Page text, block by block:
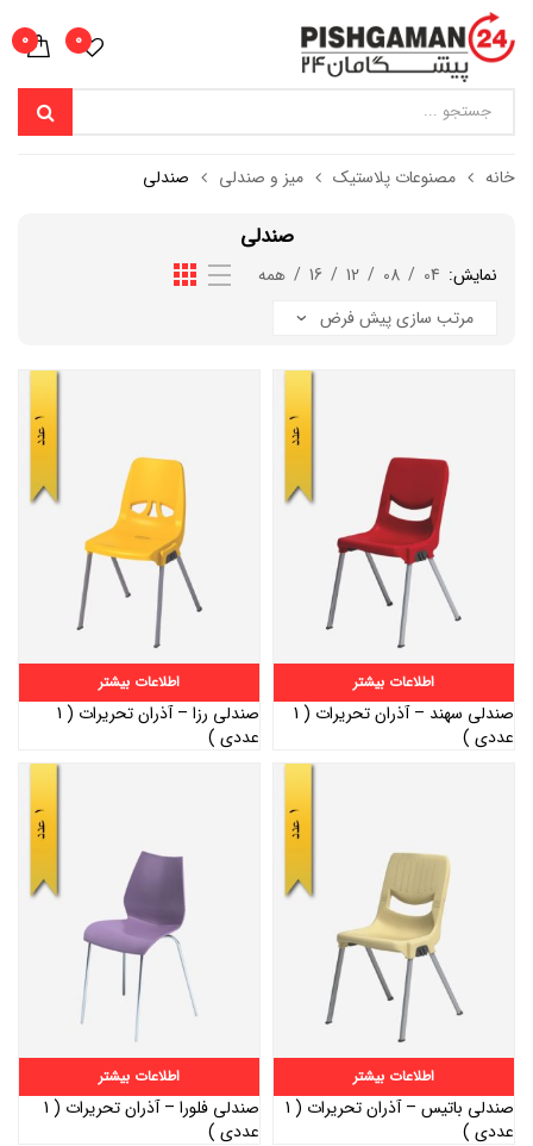
0
0
خانه مصنوعات پلاستیک میز و صندلی صندلی
صندلی
نمایش: 04
/
08
/
12
/
16
/ همه
اطلاعات بیشتر
صندلی سهند – آذران تحریرات ( 1
عددی )
اطلاعات بیشتر
صندلی رزا – آذران تحریرات ( 1
عددی )
اطلاعات بیشتر
صندلی باتیس – آذران تحریرات ( 1
عددی )
اطلاعات بیشتر
صندلی فلورا – آذران تحریرات ( 1
عددی )